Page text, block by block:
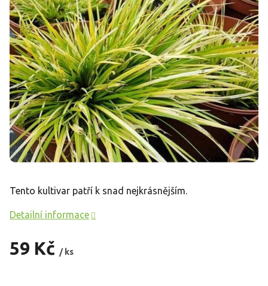
59 Kč / ks
Tento kultivar patří k snad nejkrásnějším.
Detailní informace